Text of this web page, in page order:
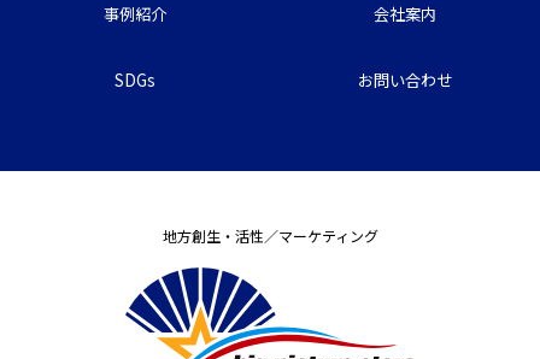
事例紹介 会社案内
SDGs お問い合わせ
地方創生・活性／マーケティング